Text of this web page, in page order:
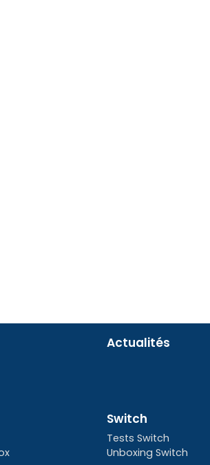
Actualités
Switch
Tests Switch
Unboxing Switch